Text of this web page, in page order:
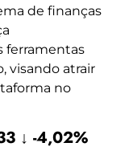
de finanças
ferramentas
visando atrair
no
↓ -4,02%